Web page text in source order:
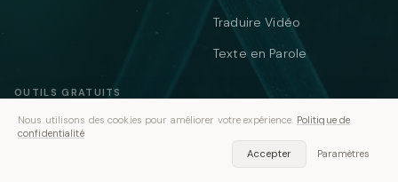
Traduire Vidéo
Texte en Parole
OUTILS GRATUITS
YOUTUBE ET SOUS-TITRES CONVERTIR DES SOUS-TITRES
Convertisseur de sous-
titres
Nous utilisons des cookies pour améliorer votre expérience. Politique de
confidentialité
Accepter
Paramètres